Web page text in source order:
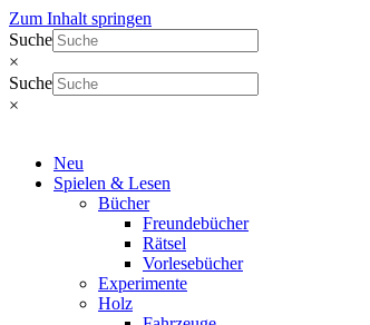
Zum Inhalt springen
Suche
×
Suche
×
Neu
Spielen & Lesen
Bücher
Freundebücher
Rätsel
Vorlesebücher
Experimente
Holz